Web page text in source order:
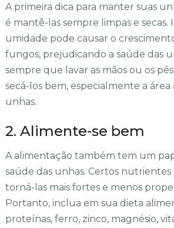
A primeira dica para manter suas
é mantê-las sempre limpas e secas.
umidade pode causar o
fungos, prejudicando a saúde das
sempre que lavar as mãos ou os
secá-los bem, especialmente a área
unhas.
2. Alimente-se bem
A alimentação também tem um
saúde das unhas. Certos
torná-las mais fortes e menos
Portanto, inclua em sua dieta
proteínas, ferro, zinco, magnésio,